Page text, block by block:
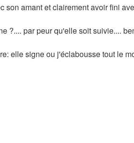
son amant et clairement avoir fini
?.... par peur qu'elle soit suivie....
elle signe ou j'éclabousse tout le